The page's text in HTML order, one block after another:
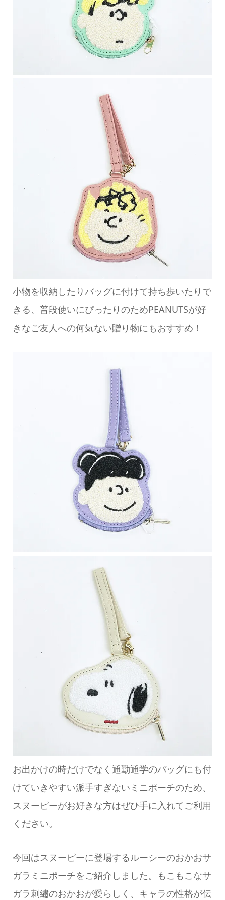
小物を収納したりバッグに付けて持ち歩いたりで
きる、普段使いにぴったりのためPEANUTSが好
きなご友人への何気ない贈り物にもおすすめ！
お出かけの時だけでなく通勤通学のバッグにも付
けていきやすい派手すぎないミニポーチのため、
スヌーピーがお好きな方はぜひ手に入れてご利用
ください。
今回はスヌーピーに登場するルーシーのおかおサ
ガラミニポーチをご紹介しました。もこもこなサ
ガラ刺繡のおかおが愛らしく、キャラの性格が伝